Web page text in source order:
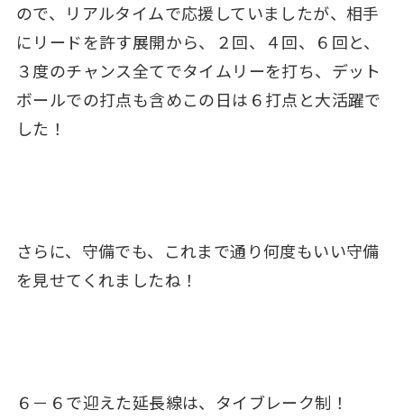
ので、リアルタイムで応援していましたが、相手
にリードを許す展開から、２回、４回、６回と、
３度のチャンス全てでタイムリーを打ち、デット
ボールでの打点も含めこの日は６打点と大活躍で
した！
さらに、守備でも、これまで通り何度もいい守備
を見せてくれましたね！
６－６で迎えた延長線は、タイブレーク制！